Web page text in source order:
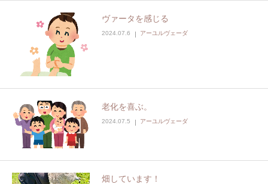
ヴァータを感じる
2024.07.6 アーユルヴェーダ
老化を喜ぶ。
2024.07.5 アーユルヴェーダ
畑しています！